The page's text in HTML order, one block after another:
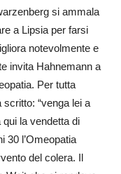
si ammala
a Lipsia per farsi
notevolmente e
invita Hahnemann a
Per tutta
“venga lei a
qui la vendetta di
30 l’Omeopatia
del colera. Il